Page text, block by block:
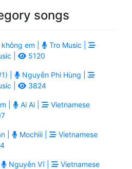
songs
em |
Tro Music |
|
5120
|
Nguyễn Phi Hùng |
|
3824
| Ai Ai |
Vietnamese
| Mochiii |
Vietnamese
Nguyễn Vĩ |
Vietnamese